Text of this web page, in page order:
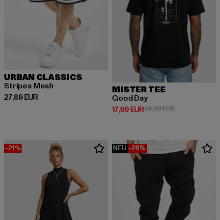
URBAN CLASSICS
Stripes Mesh
27,89 EUR
Derzeitiger Preis: 27,89 EUR
MISTER TEE
Good Day
17,99 EUR
Derzeitiger Preis: 17,99 EUR
24,99 EURAktionspreis:
-21% NEU -28%